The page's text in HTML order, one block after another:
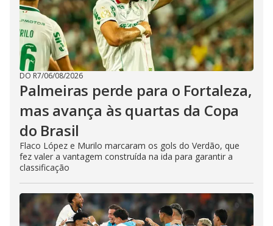
DO R7/06/08/2026
Palmeiras perde para o Fortaleza,
mas avança às quartas da Copa
do Brasil
Flaco López e Murilo marcaram os gols do Verdão, que
fez valer a vantagem construída na ida para garantir a
classificação